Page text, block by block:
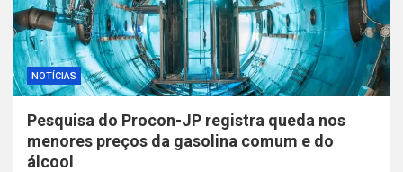
NOTÍCIAS
Pesquisa do Procon-JP registra queda nos
menores preços da gasolina comum e do
álcool